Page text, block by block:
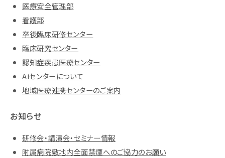
医療安全管理部
看護部
卒後臨床研修センター
臨床研究センター
認知症疾患医療センター
Aiセンターについて
地域医療連携センターのご案内
お知らせ
研修会・講演会・セミナー情報
附属病院敷地内全面禁煙へのご協力のお願い